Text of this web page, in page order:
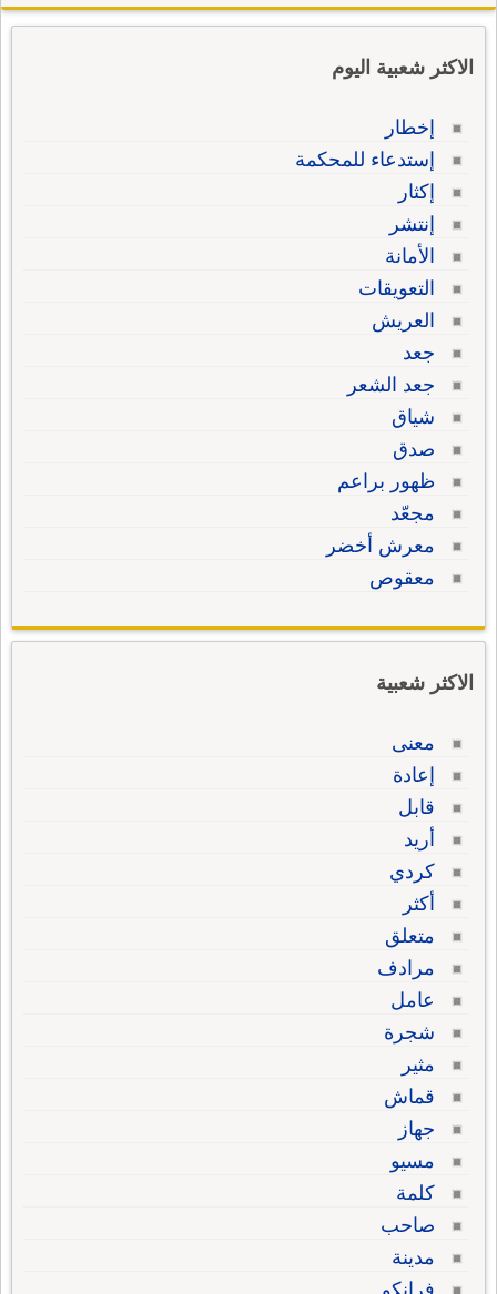
الاكثر شعبية اليوم
إخطار
إستدعاء للمحكمة
إكثار
إنتشر
الأمانة
التعويقات
العريش
جعد
جعد الشعر
شياق
صدق
ظهور براعم
مجعّد
معرش أخضر
معقوص
الاكثر شعبية
معنى
إعادة
قابل
أريد
كردي
أكثر
متعلق
مرادف
عامل
شجرة
مثير
قماش
جهاز
مسيو
كلمة
صاحب
مدينة